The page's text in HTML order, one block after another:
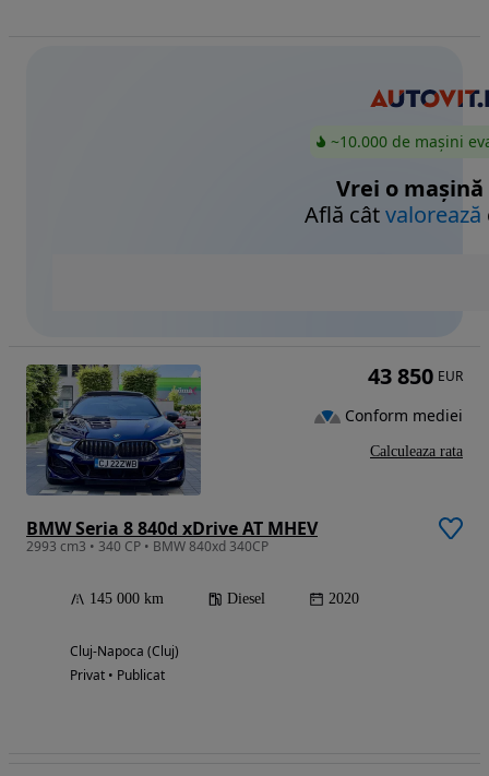
~10.000 de mașini
Vrei o mașină
Află câtvalorează
BMW Seria 8 840d xDrive AT MHEV
2993 cm3 • 340 CP • BMW 840xd 340CP
145 000 km Diesel 2020
Cluj-Napoca (Cluj)
Privat • Publicat
43 850 EUR
Conform mediei
Calculeaza rata